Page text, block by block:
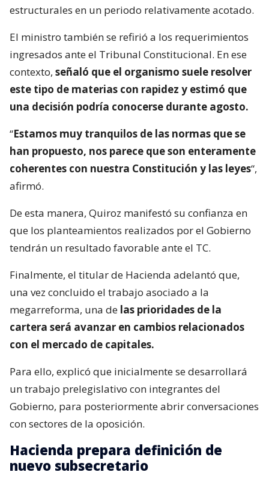
estructurales en un periodo relativamente acotado.
El ministro también se refirió a los requerimientos
ingresados ante el Tribunal Constitucional. En ese
contexto, señaló que el organismo suele resolver
este tipo de materias con rapidez y estimó que
una decisión podría conocerse durante agosto.
“Estamos muy tranquilos de las normas que se
han propuesto, nos parece que son enteramente
coherentes con nuestra Constitución y las leyes“,
afirmó.
De esta manera, Quiroz manifestó su confianza en
que los planteamientos realizados por el Gobierno
tendrán un resultado favorable ante el TC.
Finalmente, el titular de Hacienda adelantó que,
una vez concluido el trabajo asociado a la
megarreforma, una de las prioridades de la
cartera será avanzar en cambios relacionados
con el mercado de capitales.
Para ello, explicó que inicialmente se desarrollará
un trabajo prelegislativo con integrantes del
Gobierno, para posteriormente abrir conversaciones
con sectores de la oposición.
Hacienda prepara definición de
nuevo subsecretario